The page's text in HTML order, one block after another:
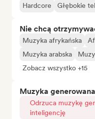
Hardcore Głębokie
Nie chcą
Muzyka afrykańska
Muzyka arabska
Zobacz wszystko +15
Muzyka
Odrzuca muzykę
inteligencję